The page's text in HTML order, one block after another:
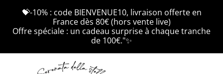
💝-10% : code BIENVENUE10, livraison offerte en
France dès 80€ (hors vente live)
Offre spéciale : un cadeau surprise à chaque tranche
de 100€."✨